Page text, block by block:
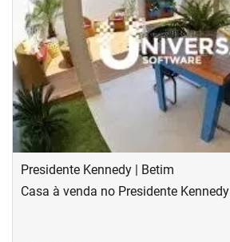
‹Previous
Presidente Kennedy | Betim
Casa à venda no Presidente Kennedy